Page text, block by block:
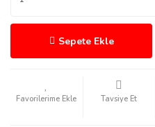
Sepete Ekle
Tavsiye Et